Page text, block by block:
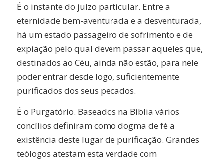
É o instante do juízo particular. Entre a
eternidade bem-aventurada e a desventurada,
há um estado passageiro de sofrimento e de
expiação pelo qual devem passar aqueles que,
destinados ao Céu, ainda não estão, para nele
poder entrar desde logo, suficientemente
purificados dos seus pecados.
É o Purgatório. Baseados na Bíblia vários
concílios definiram como dogma de fé a
existência deste lugar de purificação. Grandes
teólogos atestam esta verdade com